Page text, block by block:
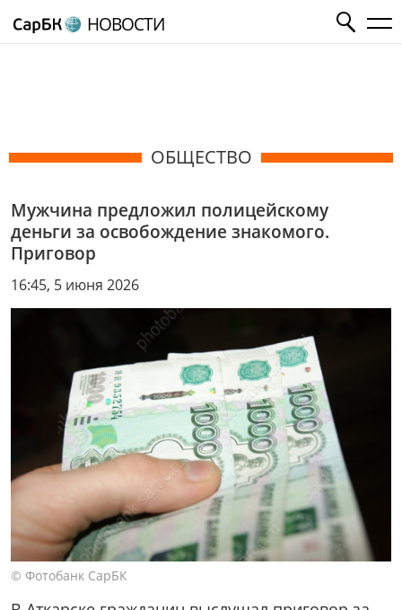
НОВОСТИ
ОБЩЕСТВО
Мужчина предложил полицейскому
деньги за освобождение знакомого.
Приговор
16:45, 5 июня 2026
© Фотобанк СарБК